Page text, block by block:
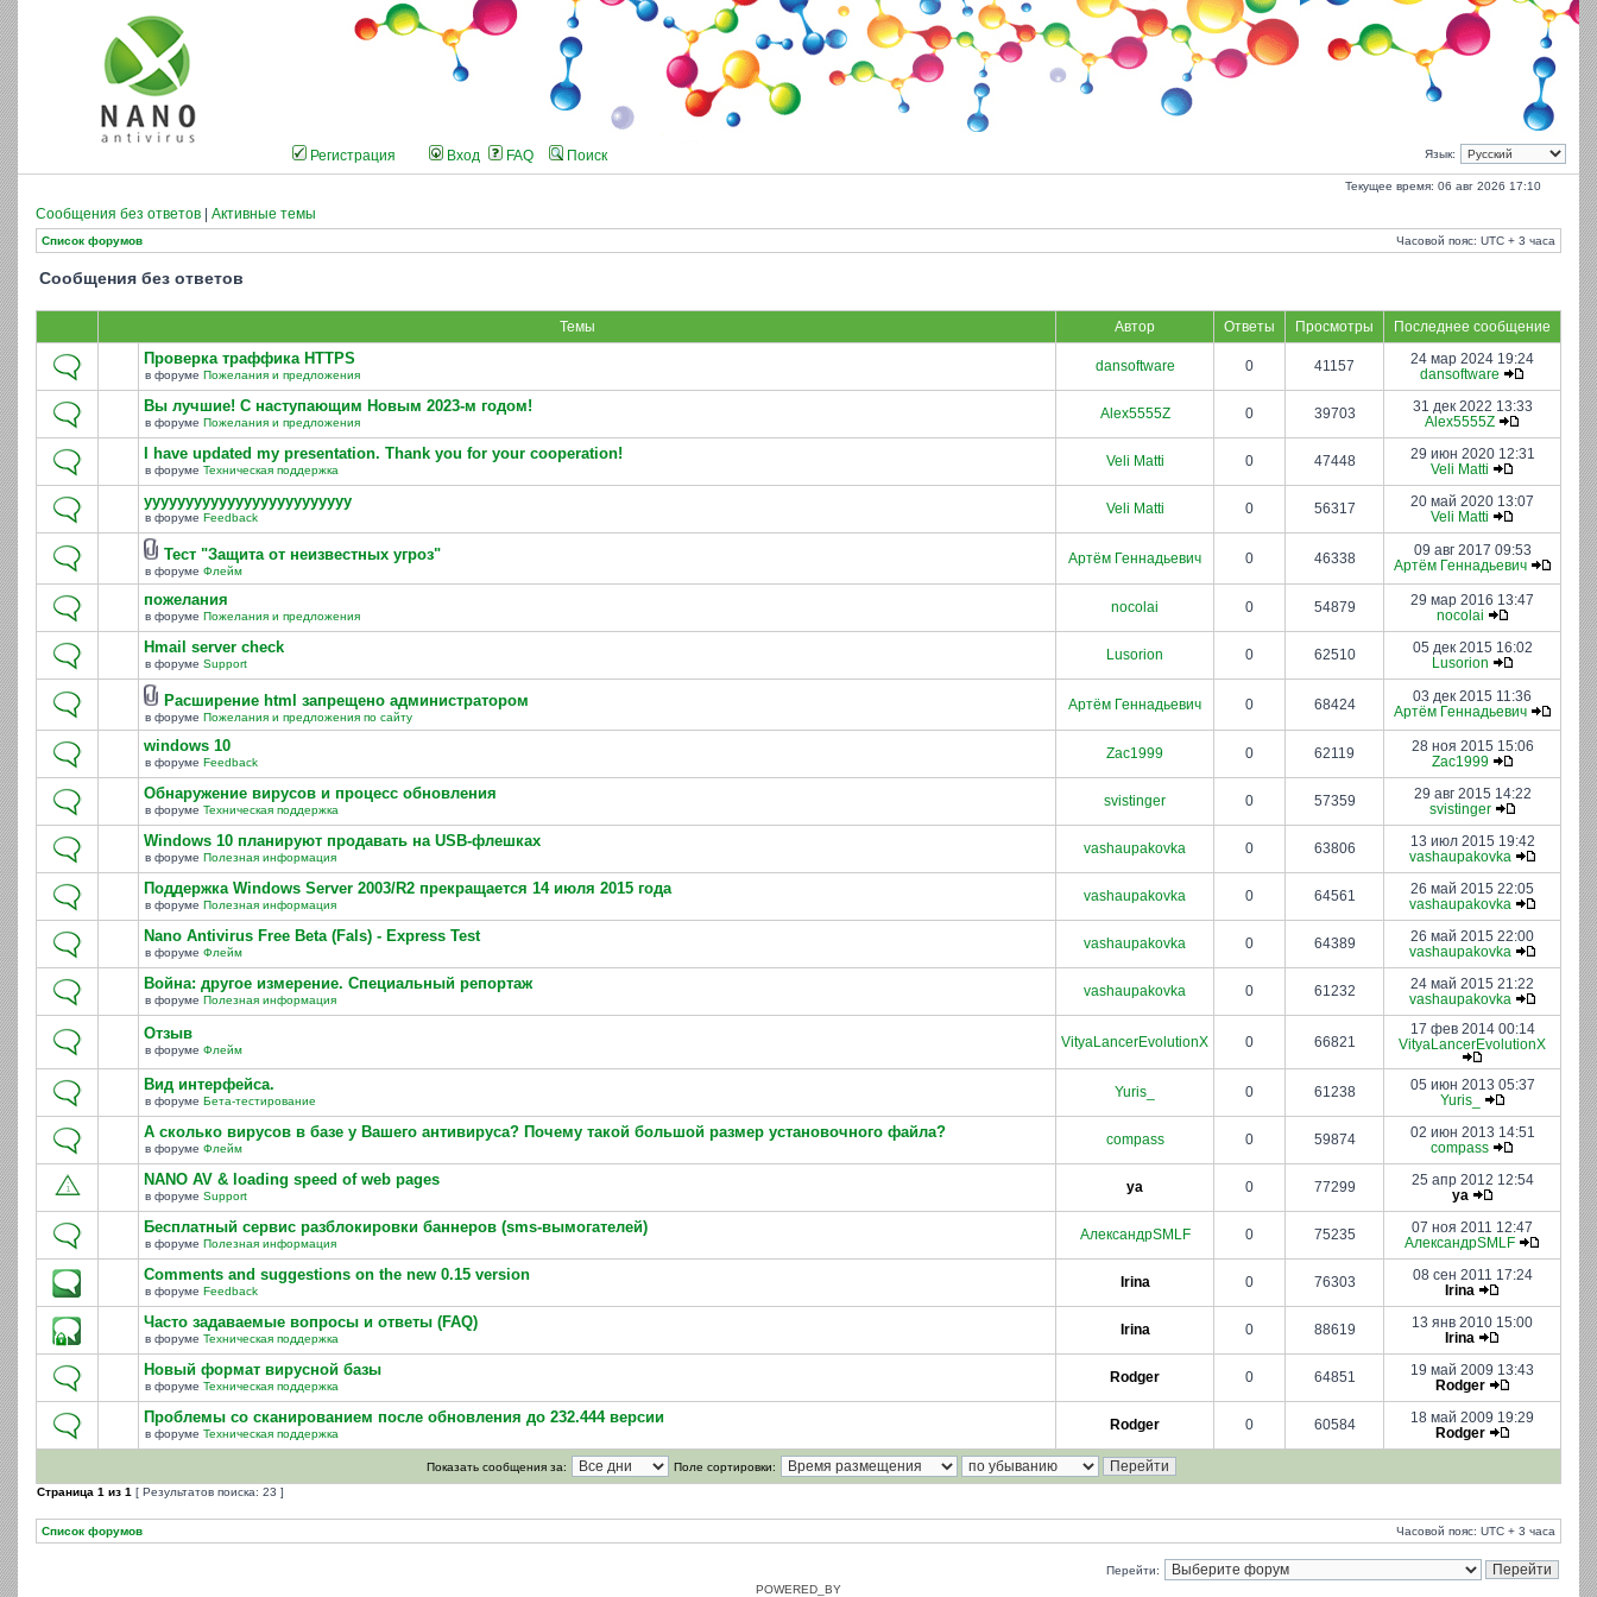
Язык:
Регистрация Вход FAQ Поиск
Текущее время: 06 авг 2026 17:10
Сообщения без ответов Активные темы
Список форумов Часовой пояс: UTC + 3 часа
Сообщения без ответов
Темы Автор Ответы Просмотры Последнее сообщение
Проверка траффика HTTPS
в форуме Пожелания и предложения
dansoftware 0 41157
24 мар 2024 19:24
dansoftware
Вы лучшие! С наступающим Новым 2023-м годом!
в форуме Пожелания и предложения
Alex5555Z 0 39703
31 дек 2022 13:33
Alex5555Z
I have updated my presentation. Thank you for your cooperation!
в форуме Техническая поддержка
Veli Matti 0 47448
29 июн 2020 12:31
Veli Matti
yyyyyyyyyyyyyyyyyyyyyyyyy
в форуме Feedback
Veli Matti 0 56317
20 май 2020 13:07
Veli Matti
Тест "Защита от неизвестных угроз"
в форуме Флейм
Артём Геннадьевич 0 46338
09 авг 2017 09:53
Артём Геннадьевич
пожелания
в форуме Пожелания и предложения
nocolai 0 54879
29 мар 2016 13:47
nocolai
Hmail server check
в форуме Support
Lusorion 0 62510
05 дек 2015 16:02
Lusorion
Расширение html запрещено администратором
в форуме Пожелания и предложения по сайту
Артём Геннадьевич 0 68424
03 дек 2015 11:36
Артём Геннадьевич
windows 10
в форуме Feedback
Zac1999 0 62119
28 ноя 2015 15:06
Zac1999
Обнаружение вирусов и процесс обновления
в форуме Техническая поддержка
svistinger 0 57359
29 авг 2015 14:22
svistinger
Windows 10 планируют продавать на USB-флешках
в форуме Полезная информация
vashaupakovka 0 63806
13 июл 2015 19:42
vashaupakovka
Поддержка Windows Server 2003/R2 прекращается 14 июля 2015 года
в форуме Полезная информация
vashaupakovka 0 64561
26 май 2015 22:05
vashaupakovka
Nano Antivirus Free Beta (Fals) - Express Test
в форуме Флейм
vashaupakovka 0 64389
26 май 2015 22:00
vashaupakovka
Война: другое измерение. Специальный репортаж
в форуме Полезная информация
vashaupakovka 0 61232
24 май 2015 21:22
vashaupakovka
Отзыв
в форуме Флейм
VityaLancerEvolutionX 0 66821
17 фев 2014 00:14
VityaLancerEvolutionX
Вид интерфейса.
в форуме Бета-тестирование
Yuris_ 0 61238
05 июн 2013 05:37
Yuris_
А сколько вирусов в базе у Вашего антивируса? Почему такой большой размер установочного файла?
в форуме Флейм
compass 0 59874
02 июн 2013 14:51
compass
NANO AV & loading speed of web pages
в форуме Support
ya 0 77299
25 апр 2012 12:54
ya
Бесплатный сервис разблокировки баннеров (sms-вымогателей)
в форуме Полезная информация
АлександрSMLF 0 75235
07 ноя 2011 12:47
АлександрSMLF
Comments and suggestions on the new 0.15 version
в форуме Feedback
Irina 0 76303
08 сен 2011 17:24
Irina
Часто задаваемые вопросы и ответы (FAQ)
в форуме Техническая поддержка
Irina 0 88619
13 янв 2010 15:00
Irina
Новый формат вирусной базы
в форуме Техническая поддержка
Rodger 0 64851
19 май 2009 13:43
Rodger
Проблемы со сканированием после обновления до 232.444 версии
в форуме Техническая поддержка
Rodger 0 60584
18 май 2009 19:29
Rodger
Показать сообщения за:
Поле сортировки:
Страница 1 из 1 [ Результатов поиска: 23 ]
Список форумов Часовой пояс: UTC + 3 часа
Перейти:
POWERED_BY